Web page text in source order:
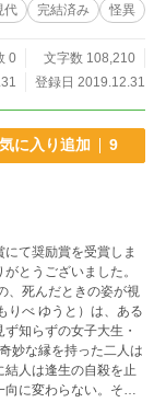
代 完結済み 怪異
0
文字数 108,210
登録日 2019.12.31
に入り追加 9
て奨励賞を受賞しま
とうございました。
りべ ゆうと）は、ある
知らずの女子大生・
妙な縁を持った二人は
人は逢生の自殺を止
に変わらない。その
の様子が視えてしま